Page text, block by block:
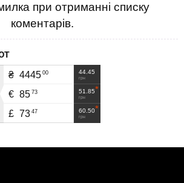
при отриманні списку
коментарів.
44.45
грн
₴ 4445 00
51.85
грн
€ 85 73
60.50
грн
£ 73 47